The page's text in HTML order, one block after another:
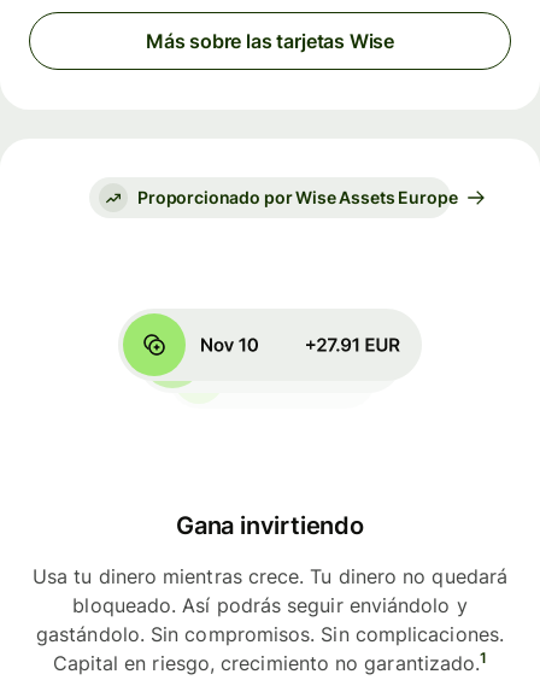
Más sobre las tarjetas Wise
Proporcionado por Wise Assets Europe
Gana invirtiendo
Usa tu dinero mientras crece. Tu dinero no quedará
bloqueado. Así podrás seguir enviándolo y
gastándolo. Sin compromisos. Sin complicaciones.
Capital en riesgo, crecimiento no garantizado.1